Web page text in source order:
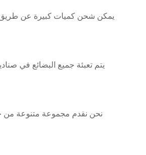
يمكن شحن كميات كبيرة عن طريق
يتم تعبئة جميع البضائع في
نحن نقدم مجموعة متنوعة من